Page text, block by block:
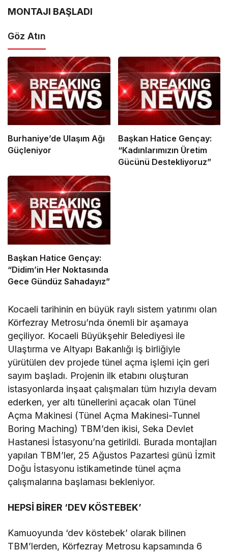
MONTAJI BAŞLADI
Göz Atın
Burhaniye’de Ulaşım Ağı
Güçleniyor
Başkan Hatice Gençay:
“Kadınlarımızın Üretim
Gücünü Destekliyoruz”
Başkan Hatice Gençay:
“Didim’in Her Noktasında
Gece Gündüz Sahadayız”
Kocaeli tarihinin en büyük raylı sistem yatırımı olan
Körfezray Metrosu’nda önemli bir aşamaya
geçiliyor. Kocaeli Büyükşehir Belediyesi ile
Ulaştırma ve Altyapı Bakanlığı iş birliğiyle
yürütülen dev projede tünel açma işlemi için geri
sayım başladı. Projenin ilk etabını oluşturan
istasyonlarda inşaat çalışmaları tüm hızıyla devam
ederken, yer altı tünellerini açacak olan Tünel
Açma Makinesi (Tünel Açma Makinesi-Tunnel
Boring Maching) TBM’den ikisi, Seka Devlet
Hastanesi İstasyonu’na getirildi. Burada montajları
yapılan TBM’ler, 25 Ağustos Pazartesi günü İzmit
Doğu İstasyonu istikametinde tünel açma
çalışmalarına başlaması bekleniyor.
HEPSİ BİRER ‘DEV KÖSTEBEK’
Kamuoyunda ‘dev köstebek’ olarak bilinen
TBM’lerden, Körfezray Metrosu kapsamında 6